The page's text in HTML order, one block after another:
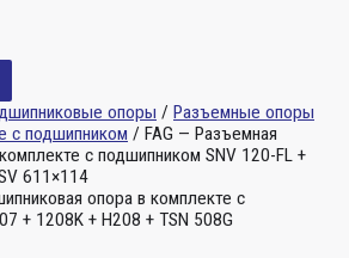
опоры / Разъемные опоры
с подшипником / FAG — Разъемная
с подшипником SNV 120-FL +
611×114